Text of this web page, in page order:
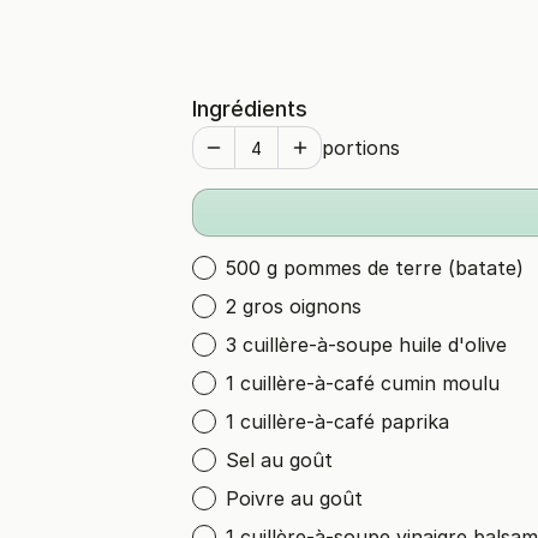
Ingrédients
portions
500 g pommes de terre (batate)
2 gros oignons
3 cuillère-à-soupe huile d'olive
1 cuillère-à-café cumin moulu
1 cuillère-à-café paprika
Sel au goût
Poivre au goût